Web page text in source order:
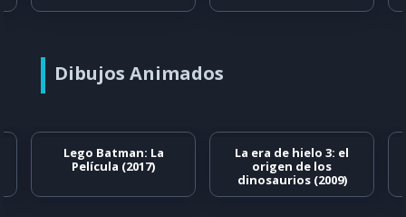
Dibujos Animados
Lego Batman: La
Película (2017)
La era de hielo 3: el
origen de los
dinosaurios (2009)